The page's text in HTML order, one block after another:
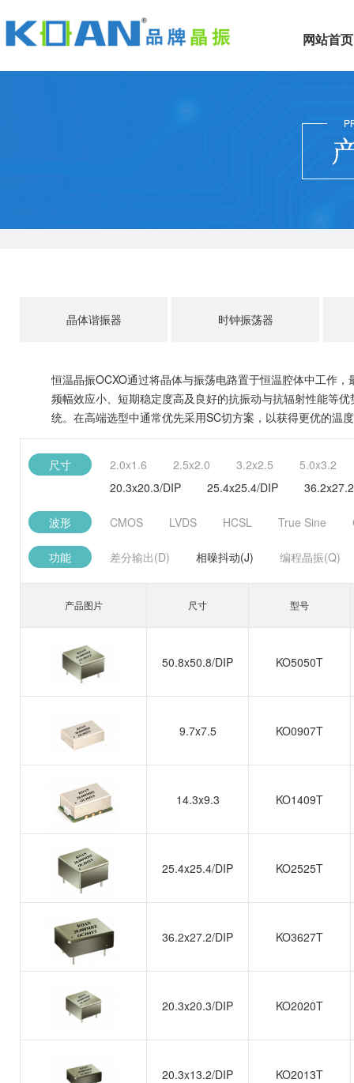
网站首页
晶体谐振器 时钟振荡器
恒温晶振OCXO通过将晶体与振荡电路置于恒温腔体中工作
频幅效应小、短期稳定度高及良好的抗振动与抗辐射性能等
统。在高端选型中通常优先采用SC切方案，以获得更优的温
尺寸 2.0x1.6 2.5x2.0 3.2x2.5
5.0x3.2
20.3x20.3/DIP
25.4x25.4/DIP
波形 CMOS LVDS HCSL True Sine
功能 差分输出(D) 相噪抖动(J) 编程晶振(Q)
产品图片 尺寸 型号
50.8x50.8/DIP KO5050T
9.7x7.5 KO0907T
14.3x9.3 KO1409T
25.4x25.4/DIP KO2525T
36.2x27.2/DIP KO3627T
20.3x20.3/DIP KO2020T
20.3x13.2/DIP KO2013T